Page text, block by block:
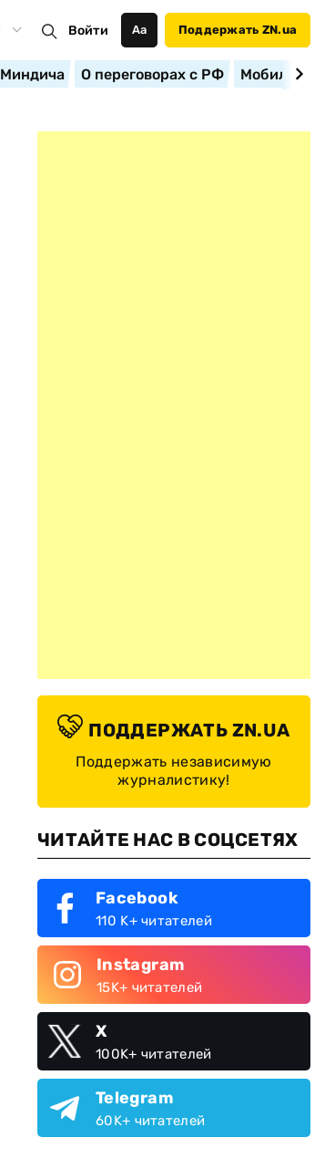
Войти Аа Поддержать ZN.ua
О переговорах с РФ
ПОДДЕРЖАТЬ ZN.UA
Поддержать независимую
журналистику!
ЧИТАЙТЕ НАС В СОЦСЕТЯХ
Facebook
110 K+ читателей
Instagram
15K+ читателей
X
100K+ читателей
Telegram
60K+ читателей